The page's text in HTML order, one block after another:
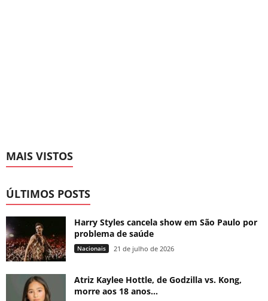
MAIS VISTOS
ÚLTIMOS POSTS
Harry Styles cancela show em São Paulo por
problema de saúde
Nacionais 21 de julho de 2026
Atriz Kaylee Hottle, de Godzilla vs. Kong,
morre aos 18 anos...